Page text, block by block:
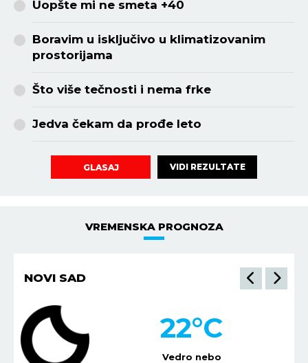
Uopšte mi ne smeta +40
Boravim u isključivo u klimatizovanim
prostorijama
Što više tečnosti i nema frke
Jedva čekam da prođe leto
GLASAJ VIDI REZULTATE
VREMENSKA PROGNOZA
NIŠ
Vedro nebo
20°C